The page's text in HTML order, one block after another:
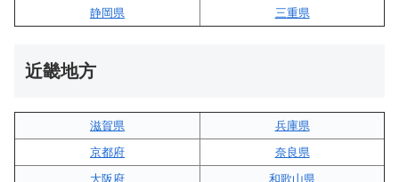
静岡県
三重県
近畿地方
滋賀県
兵庫県
京都府
奈良県
大阪府
和歌山県